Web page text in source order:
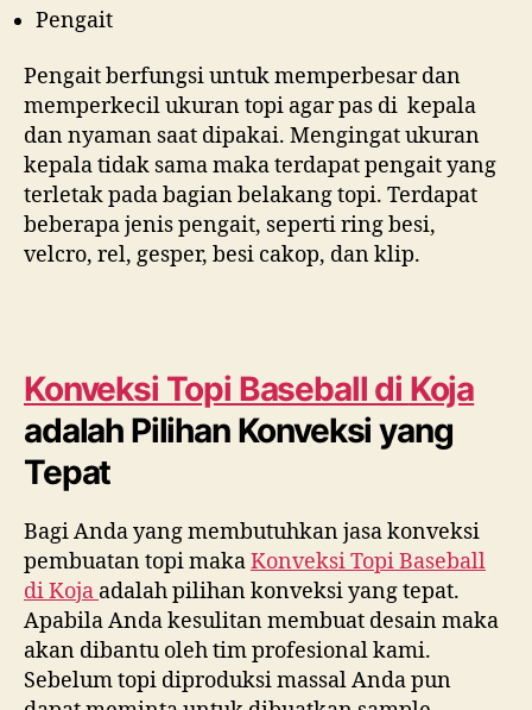
Pengait
Pengait berfungsi untuk memperbesar dan
memperkecil ukuran topi agar pas di kepala
dan nyaman saat dipakai. Mengingat ukuran
kepala tidak sama maka terdapat pengait yang
terletak pada bagian belakang topi. Terdapat
beberapa jenis pengait, seperti ring besi,
velcro, rel, gesper, besi cakop, dan klip.
Konveksi Topi Baseball di Koja
adalah Pilihan Konveksi yang
Tepat
Bagi Anda yang membutuhkan jasa konveksi
pembuatan topi makaKonveksi Topi Baseball
diKoja adalah pilihan konveksi yang tepat.
Apabila Anda kesulitan membuat desain maka
akan dibantu oleh tim profesional kami.
Sebelum topi diproduksi massal Anda pun